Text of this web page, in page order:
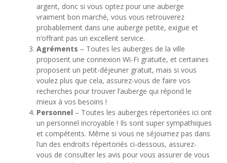
argent, donc si vous optez pour une auberge
vraiment bon marché, vous vous retrouverez
probablement dans une auberge petite, exiguë et
n’offrant pas un excellent service.
Agréments – Toutes les auberges de la ville
proposent une connexion Wi-Fi gratuite, et certaines
proposent un petit-déjeuner gratuit, mais si vous
voulez plus que cela, assurez-vous de faire vos
recherches pour trouver l’auberge qui répond le
mieux à vos besoins !
Personnel – Toutes les auberges répertoriées ici ont
un personnel incroyable ! Ils sont super sympathiques
et compétents. Même si vous ne séjournez pas dans
l’un des endroits répertoriés ci-dessous, assurez-
vous de consulter les avis pour vous assurer de vous